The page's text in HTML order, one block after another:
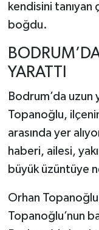
kendisini tanıyan
boğdu.
YARATTI
Bodrum’da uzun
Topanoğlu,
arasında yer
haberi, ailesi,
büyük üzüntüye
Orhan
Topanoğlu’nun
KÜLTÜR